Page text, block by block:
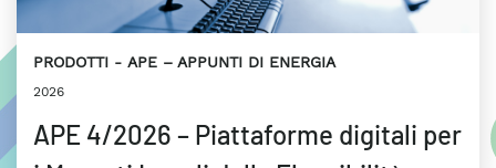
PRODOTTI APE – APPUNTI DI ENERGIA
2026
APE 4/2026 – Piattaforme digitali per